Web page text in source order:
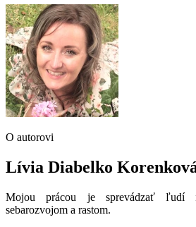
O autorovi
Lívia Diabelko
Mojou prácou je sprevádzať ľudí
sebarozvojom a rastom.